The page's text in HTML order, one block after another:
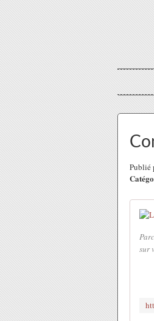
Publié
sur